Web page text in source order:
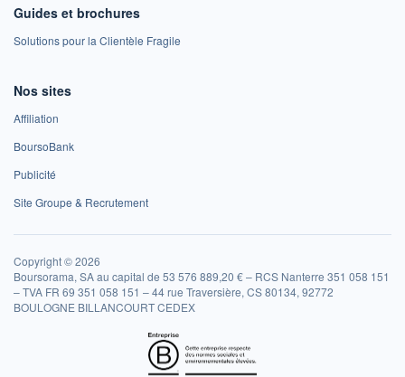
Guides et brochures
Solutions pour la Clientèle Fragile
Nos sites
Affiliation
BoursoBank
Publicité
Site Groupe & Recrutement
Copyright © 2026
Boursorama, SA au capital de 53 576 889,20 € – RCS Nanterre 351 058 151
– TVA FR 69 351 058 151 – 44 rue Traversière, CS 80134, 92772
BOULOGNE BILLANCOURT CEDEX